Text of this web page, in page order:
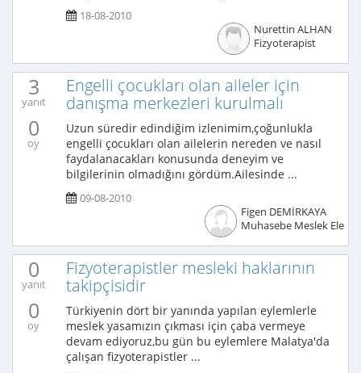
18-08-2010
Nurettin ALHAN
Fizyoterapist
3
yanıt
0
oy
Engelli çocukları olan aileler için
danışma merkezleri kurulmalı
Uzun süredir edindiğim izlenimim,çoğunlukla
engelli çocukları olan ailelerin nereden ve nasıl
faydalanacakları konusunda deneyim ve
bilgilerinin olmadığını gördüm.Ailesinde ...
09-08-2010
Figen DEMİRKAYA
Muhasebe Meslek
0
yanıt
0
oy
Fizyoterapistler mesleki haklarının
takipçisidir
Türkiyenin dört bir yanında yapılan eylemlerle
meslek yasamızın çıkması için çaba vermeye
devam ediyoruz,bu gün bu eylemlere Malatya'da
çalışan fizyoterapistler ...